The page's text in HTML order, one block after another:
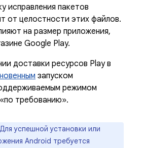
исправления пакетов
от целостности этих файлов.
на размер приложения,
Google Play.
доставки ресурсов Play в
запуском
режимом
требованию».
Для успешной установки или
Android требуется